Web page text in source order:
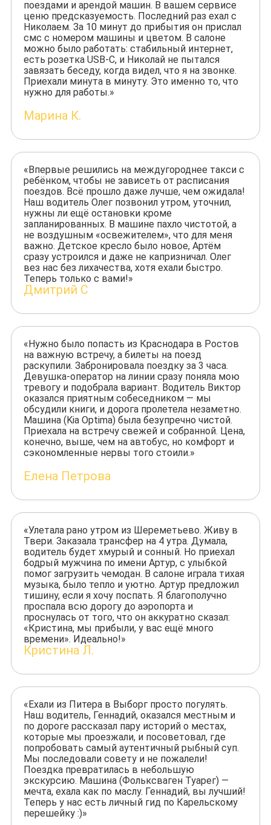
поездами и арендой машин. В вашем сервисе
ценю предсказуемость. Последний раз ехал с
Николаем. За 10 минут до прибытия он прислал
смс с номером машины и цветом. В салоне
можно было работать: стабильный интернет,
есть розетка USB-C, и Николай не пытался
завязать беседу, когда видел, что я на звонке.
Приехали минута в минуту. Это именно то, что
нужно для работы.»
Марина К.
«Впервые решились на междугороднее такси с
ребёнком, чтобы не зависеть от расписания
поездов. Всё прошло даже лучше, чем ожидала!
Наш водитель Олег позвонил утром, уточнил,
нужны ли ещё остановки кроме
запланированных. В машине пахло чистотой, а
не воздушным «освежителем», что для меня
важно. Детское кресло было новое, Артём
сразу устроился и даже не капризничал. Олег
вез нас без лихачества, хотя ехали быстро.
Теперь только с вами!»
Дмитрий С
«Нужно было попасть из Краснодара в Ростов
на важную встречу, а билеты на поезд
раскупили. Забронировала поездку за 3 часа.
Девушка-оператор на линии сразу поняла мою
тревогу и подобрала вариант. Водитель Виктор
оказался приятным собеседником — мы
обсудили книги, и дорога пролетела незаметно.
Машина (Kia Optima) была безупречно чистой.
Приехала на встречу свежей и собранной. Цена,
конечно, выше, чем на автобус, но комфорт и
сэкономленные нервы того стоили.»
Елена Петрова
«Улетала рано утром из Шереметьево. Живу в
Твери. Заказала трансфер на 4 утра. Думала,
водитель будет хмурый и сонный. Но приехал
бодрый мужчина по имени Артур, с улыбкой
помог загрузить чемодан. В салоне играла тихая
музыка, было тепло и уютно. Артур предложил
тишину, если я хочу поспать. Я благополучно
проспала всю дорогу до аэропорта и
проснулась от того, что он аккуратно сказал:
«Кристина, мы прибыли, у вас ещё много
времени». Идеально!»
Кристина Л.
«Ехали из Питера в Выборг просто погулять.
Наш водитель, Геннадий, оказался местным и
по дороге рассказал пару историй о местах,
которые мы проезжали, и посоветовал, где
попробовать самый аутентичный рыбный суп.
Мы последовали совету и не пожалели!
Поездка превратилась в небольшую
экскурсию. Машина (Фольксваген Туарег) —
мечта, ехала как по маслу. Геннадий, вы лучший!
Теперь у нас есть личный гид по Карельскому
перешейку :)»